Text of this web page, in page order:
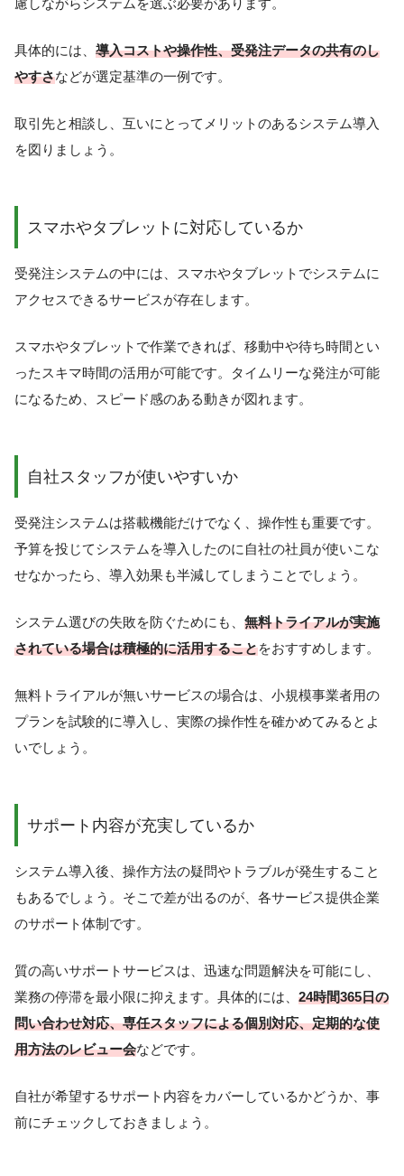
慮しながらシステムを選ぶ必要があります。
具体的には、 導入コストや操作性、受発注データの共有のし
やすさなどが選定基準の一例です。
取引先と相談し、互いにとってメリットのあるシステム導入
を図りましょう。
スマホやタブレットに対応しているか
受発注システムの中には、スマホやタブレットでシステムに
アクセスできるサービスが存在します。
スマホやタブレットで作業できれば、移動中や待ち時間とい
ったスキマ時間の活用が可能です。タイムリーな発注が可能
になるため、スピード感のある動きが図れます。
自社スタッフが使いやすいか
受発注システムは搭載機能だけでなく、操作性も重要です。
予算を投じてシステムを導入したのに自社の社員が使いこな
せなかったら、導入効果も半減してしまうことでしょう。
システム選びの失敗を防ぐためにも、 無料トライアルが実施
されている場合は積極的に活用することをおすすめします。
無料トライアルが無いサービスの場合は、小規模事業者用の
プランを試験的に導入し、実際の操作性を確かめてみるとよ
いでしょう。
サポート内容が充実しているか
システム導入後、操作方法の疑問やトラブルが発生すること
もあるでしょう。そこで差が出るのが、各サービス提供企業
のサポート体制です。
質の高いサポートサービスは、迅速な問題解決を可能にし、
業務の停滞を最小限に抑えます。具体的には、 24時間365日の
問い合わせ対応、専任スタッフによる個別対応、定期的な使
用方法のレビュー会などです。
自社が希望するサポート内容をカバーしているかどうか、事
前にチェックしておきましょう。